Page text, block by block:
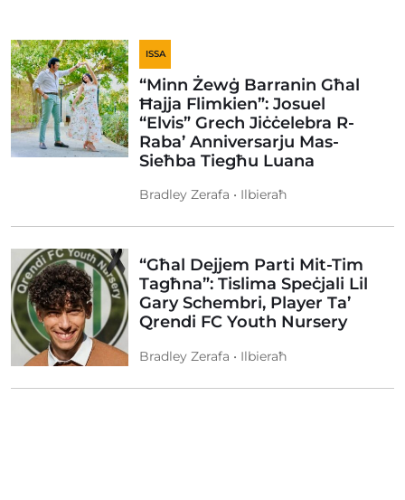
ISSA
“Minn Żewġ Barranin Għal
Ħajja Flimkien”: Josuel
“Elvis” Grech Jiċċelebra R-
Raba’ Anniversarju Mas-
Sieħba Tiegħu Luana
Bradley Zerafa • Ilbieraħ
“Għal Dejjem Parti Mit-Tim
Tagħna”: Tislima Speċjali Lil
Gary Schembri, Player Ta’
Qrendi FC Youth Nursery
Bradley Zerafa • Ilbieraħ